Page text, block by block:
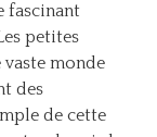
fascinant
petites
vaste monde
des
de cette